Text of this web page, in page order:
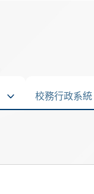
校務行政系統